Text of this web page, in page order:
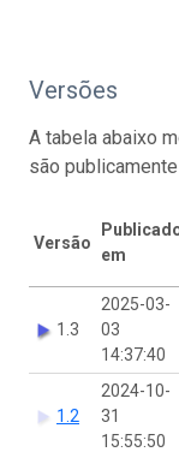
Versões
A tabela abaixo
são
Versão
em
1.3
2025-03-
03
14:37:40
1.2
2024-10-
31
15:55:50